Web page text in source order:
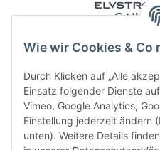
Wie wir Cookies & Co
Durch Klicken auf „Alle
Einsatz folgender Dienste
Vimeo, Google Analytics,
Einstellung jederzeit ändern
unten). Weitere Details